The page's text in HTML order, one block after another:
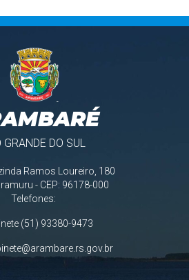
GRANDE DO SUL
Ramos Loureiro, 180
- CEP: 96178-000
Telefones:
(51) 93380-9473